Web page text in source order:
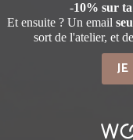
-10% sur
Et ensuite ? Un email
sort de l'atelier, et